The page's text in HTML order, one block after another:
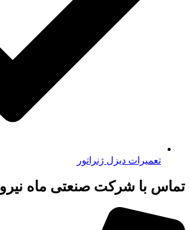
تعمیرات دیزل ژنراتور
تماس با شرکت صنعتی ماه نیرو